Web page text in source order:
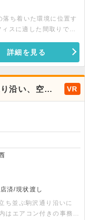
ち着いた環境に位置す
スに適した間取りで
詳細を見る
沿い、空中
事務所仕様
VR
済/現状渡し
ち並ぶ駒沢通り沿いに
はエアコン付きの事務所